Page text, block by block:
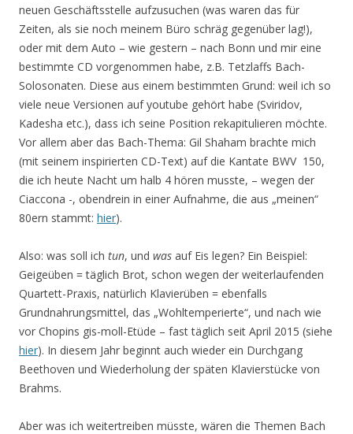
neuen Geschäftsstelle aufzusuchen (was waren das für
Zeiten, als sie noch meinem Büro schräg gegenüber lag!),
oder mit dem Auto – wie gestern – nach Bonn und mir eine
bestimmte CD vorgenommen habe, z.B. Tetzlaffs Bach-
Solosonaten. Diese aus einem bestimmten Grund: weil ich so
viele neue Versionen auf youtube gehört habe (Sviridov,
Kadesha etc.), dass ich seine Position rekapitulieren möchte.
Vor allem aber das Bach-Thema: Gil Shaham brachte mich
(mit seinem inspirierten CD-Text) auf die Kantate BWV 150,
die ich heute Nacht um halb 4 hören musste, – wegen der
Ciaccona -, obendrein in einer Aufnahme, die aus „meinen“
80ern stammt: hier).
Also: was soll ich tun, und was auf Eis legen? Ein Beispiel:
Geigeüben = täglich Brot, schon wegen der weiterlaufenden
Quartett-Praxis, natürlich Klavierüben = ebenfalls
Grundnahrungsmittel, das „Wohltemperierte“, und nach wie
vor Chopins gis-moll-Etüde – fast täglich seit April 2015 (siehe
hier). In diesem Jahr beginnt auch wieder ein Durchgang
Beethoven und Wiederholung der späten Klavierstücke von
Brahms.
Aber was ich weitertreiben müsste, wären die Themen Bach